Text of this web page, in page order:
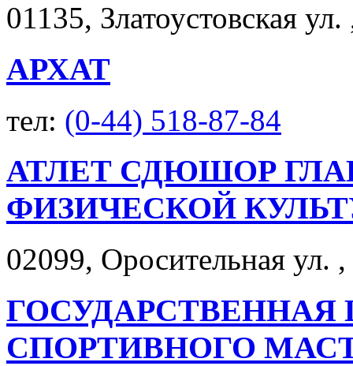
01135, Златоустовская
АРХАТ
тел: (0-44) 518-87-84
АТЛЕТ СДЮШОР
ФИЗИЧЕСКОЙ
02099, Оросительная ул.
СПОРТИВНОГО